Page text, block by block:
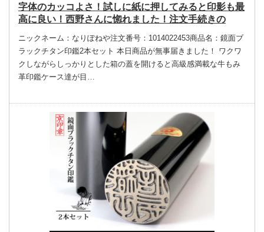
字体のカッコよさ！試しに紙に押してみると印影も最
高に良い！西野さんに惚れました！注文手続きの
ニックネーム：なりぽねや注文番号：1014022453商品名：鏡面ブ
ラックチタン印鑑2本セット 本日商品が無事届きました！ ワクワ
クしながらしっかりとした箱の蓋を開けると高級感満載な牛もみ
革印鑑ケース達が目…